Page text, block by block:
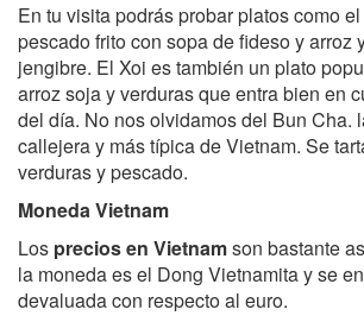
En tu visita podrás probar platos como
pescado frito con sopa de fideso y arroz
jengibre. El Xoi es también un plato
arroz soja y verduras que entra bien en
del día. No nos olvidamos del Bun Cha.
callejera y más típica de Vietnam. Se
verduras y pescado.
Moneda Vietnam
Los precios en Vietnamson bastante
la moneda es el Dong Vietnamita y se
devaluada con respecto al euro.